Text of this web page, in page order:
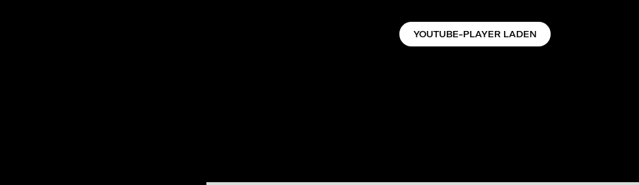
YOUTUBE-PLAYER LADEN